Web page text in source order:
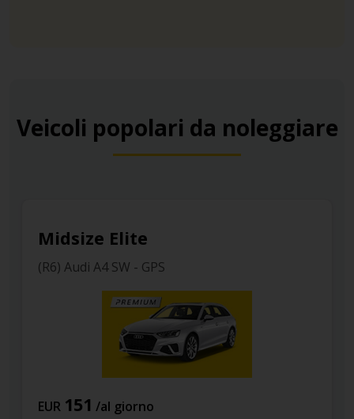
Veicoli popolari da noleggiare
Compact
(F3) Jeep Renegade
EUR 150/al giorno